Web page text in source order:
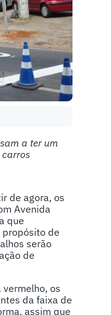
a ter um
de agora, os
Avenida
que
de
serão
de
os
da faixa de
assim que